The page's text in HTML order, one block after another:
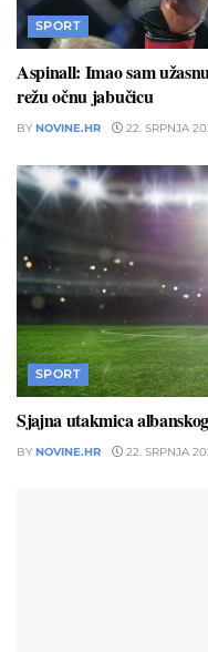
SPORT
Aspinall: Imao sam
režu očnu jabučicu
BY NOVINE.HR 22. SRPNJA
SPORT
Sjajna utakmica
BY NOVINE.HR 22. SRPNJA